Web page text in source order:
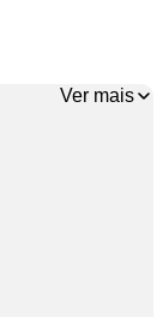
Ver mais